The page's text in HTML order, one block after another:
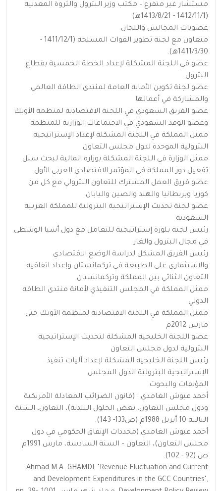
مستشار غير متفرع – مكتب وزير البترول والثروة المعدنية
(1412/11/1 - 1413/8/21هـ)
عضويات المجالس واللجان
متعاون مع لجنة تطوير القوات المسلحة (1411/12/1 -
1411/3/30هـ).
عضو في اللجنة المشكلة لإعداد الخطة الخمسية بقطاع
البترول
عضو لجنة تكوين الأمانة العامة لمنتدى الطاقة العالمي
والمشاركة في أعمالها
عضو الفريق السعودي في اللجنة الاقتصادية لمنظمة الأوبك
وعضو الوفد السعودي في الاجتماعات الوزارية للمنظمة
ممثل المملكة في اللجنة المشكلة لإعداد الإستراتيجية
البترولية الموحدة لدول مجلس التعاون
ممثل الوزارة في اللجنة المشكلة بوزارة المالية لبحث سبل
تفعيل دور المملكة في المؤتمر الاقتصادي العربي الأول
عضو فريق العمل المشترك للتعاون البترولي مع كل من
كوريا وبريطانيا والهند والصين واليابان
عضو لجنة تحديث الإستراتيجية البترولية للمملكة العربية
السعودية
رئيس لجنة بلورة إستراتيجية للتعامل مع دول أسيا الوسطى
في مجال البترول والغاز
رئيس الفريق المشكل لدراسة الوضع الاقتصادي
والاستثماري على الطبيعة في تركمانستان وإعداد اتفاقية
التعاون الثنائي بين المملكة وتركمانستان
ممثل المملكة في المجلس التنفيذي لأمانة منتدى الطاقة
الدولي
ممثل المملكة في اللجنة الاقتصادية لمنظمة الأوبك حتى
مارس 2012م
عضو اللجنة الخليجية المشكلة لتحديث الإستراتيجية
البترولية لدول مجلس التعاون
رئيس اللجنة الخليجية المشكلة لإعداد آليات تنفيذ
الإستراتيجية البترولية الدول المجلس
المؤلفات والبحوث
أحمد عبوش الغامدي : (قانون الضرائب المعادلة الأمريكية
ودول مجلس التعاون، بعض الحلول البلدية)، التعاون، السنة
الثالثة 10 أبريل 1988م (ص133- 143).
أحمد عبوش الغامدي (محددات الإنفاق الحكومي في دول
مجلس التعاون)، التعاون – السنة السادسة، مارس 1991م
ص (92 - 102).
Ahmad M.A. GHAMDI, "Revenue Fluctuation and Current
and Development Expenditures in the GCC Countries",